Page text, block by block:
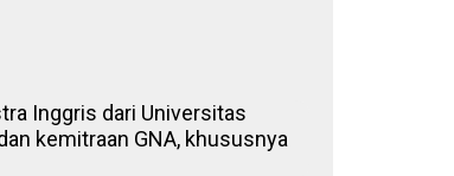
Inggris dari Universitas
kemitraan GNA, khususnya